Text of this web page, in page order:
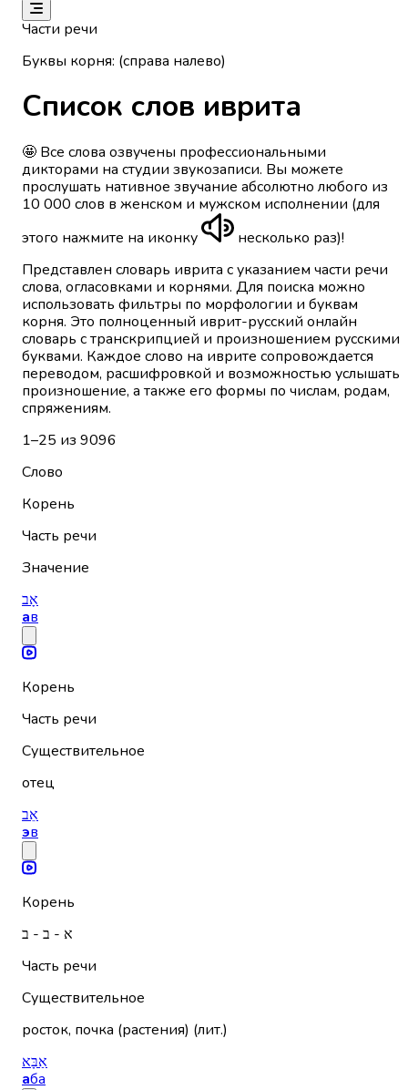
Части речи
Буквы корня: (справа налево)
Список слов иврита
🤩 Все слова озвучены профессиональными
дикторами на студии звукозаписи. Вы можете
прослушать нативное звучание абсолютно любого из
10 000 слов в женском и мужском исполнении (для
этого нажмите на иконку
несколько раз)!
Представлен словарь иврита с указанием части речи
слова, огласовками и корнями. Для поиска можно
использовать фильтры по морфологии и буквам
корня. Это полноценный иврит-русский онлайн
словарь с транскрипцией и произношением русскими
буквами. Каждое слово на иврите сопровождается
переводом, расшифровкой и возможностью услышать
произношение, а также его формы по числам, родам,
спряжениям.
1–25 из 9096
Слово
Корень
Часть речи
Значение
אָב
ав
Корень
Часть речи
Существительное
отец
אֵב
эв
Корень
א - ב - ב
Часть речи
Существительное
росток, почка (растения) (лит.)
אַבָּא
аба